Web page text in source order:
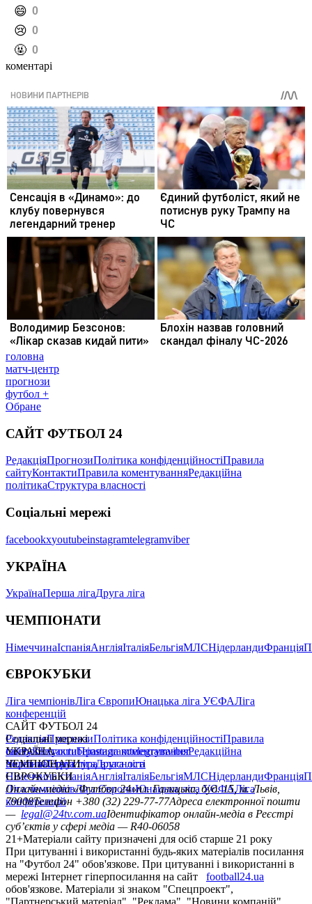
️😄 0
️😢 0
️🤬 0
коментарі
головна
матч-центр
прогнози
футбол +
Обране
САЙТ ФУТБОЛ 24
РедакціяПрогнозиПолітика конфіденційностіПравила
сайтуКонтактиПравила коментуванняРедакційна
політикаСтруктура власності
Соціальні мережі
facebookxyoutubeinstagramtelegramviber
УКРАЇНА
УкраїнаПерша лігаДруга ліга
ЧЕМПІОНАТИ
НімеччинаІспаніяАнгліяІталіяБельгіяМЛСНідерландиФранція
ЄВРОКУБКИ
Ліга чемпіонівЛіга ЄвропиЮнацька ліга УЄФАЛіга
конференцій
САЙТ ФУТБОЛ 24
РедакціяПрогнозиПолітика конфіденційностіПравила
сайтуКонтактиПравила коментуванняРедакційна
політикаСтруктура власності
Соціальні мережі
facebookxyoutubeinstagramtelegramviber
УКРАЇНА
УкраїнаПерша лігаДруга ліга
ЧЕМПІОНАТИ
НімеччинаІспаніяАнгліяІталіяБельгіяМЛСНідерландиФранція
ЄВРОКУБКИ
Ліга чемпіонівЛіга ЄвропиЮнацька ліга УЄФАЛіга
конференцій
Онлайн-медіа «Футбол 24»пл. Галицька, буд. 15, м. Львів,
79008Телефон +380 (32) 229-77-77Адреса електронної пошти
— legal@24tv.com.uaІдентифікатор онлайн-медіа в Реєстрі
суб’єктів у сфері медіа — R40-06058
21+Матеріали сайту призначені для осіб старше 21 року
При цитуванні і використанні будь-яких матеріалів посилання
на "Футбол 24" обов'язкове. При цитуванні і використанні в
мережі Інтернет гіперпосилання на сайт
football24.ua
обов'язкове. Матеріали зі знаком "Спецпроект",